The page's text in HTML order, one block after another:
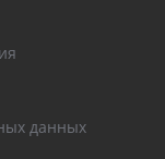
данных